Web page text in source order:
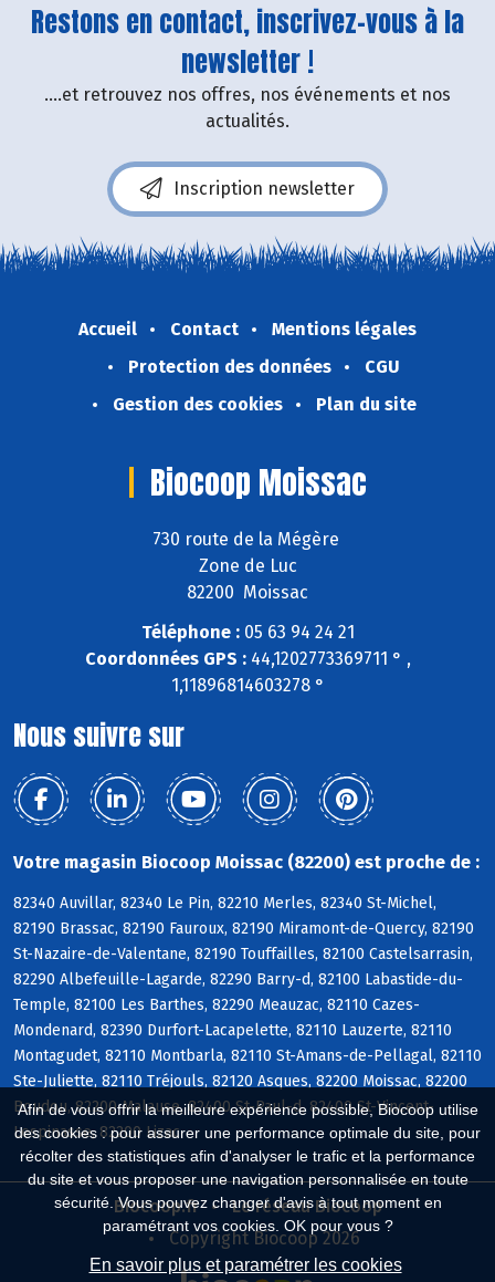
Afin de vous offrir la meilleure expérience possible, Biocoop utilise
des cookies : pour assurer une performance optimale du site, pour
récolter des statistiques afin d'analyser le trafic et la performance
du site et vous proposer une navigation personnalisée en toute
sécurité. Vous pouvez changer d'avis à tout moment en
paramétrant vos cookies. OK pour vous ?
En savoir plus et paramétrer les cookies
Restons en contact, inscrivez-vous à la
newsletter !
....et retrouvez nos offres, nos événements et nos
actualités.
Inscription newsletter
Accueil Contact
Mentions légales
Protection des données
CGU
Gestion des cookies
Plan du site
Biocoop Moissac
730 route de la Mégère
Zone de Luc
82200 Moissac
Téléphone :05 63 94 24 21
Coordonnées GPS :44,1202773369711 ° ,
1,11896814603278 °
Nous suivre sur
Votre magasin Biocoop Moissac (82200) est proche de :
82340 Auvillar, 82340 Le Pin, 82210 Merles, 82340 St-Michel,
82190 Brassac, 82190 Fauroux, 82190 Miramont-de-Quercy, 82190
St-Nazaire-de-Valentane, 82190 Touffailles, 82100 Castelsarrasin,
82290 Albefeuille-Lagarde, 82290 Barry-d, 82100 Labastide-du-
Temple, 82100 Les Barthes, 82290 Meauzac, 82110 Cazes-
Mondenard, 82390 Durfort-Lacapelette, 82110 Lauzerte, 82110
Montagudet, 82110 Montbarla, 82110 St-Amans-de-Pellagal, 82110
Ste-Juliette, 82110 Tréjouls, 82120 Asques, 82200 Moissac, 82200
Boudou, 82200 Malause, 82400 St-Paul-d, 82400 St-Vincent-
Lespinasse, 82200 Lizac
Biocoop.fr
Le réseau Biocoop
Copyright Biocoop 2026